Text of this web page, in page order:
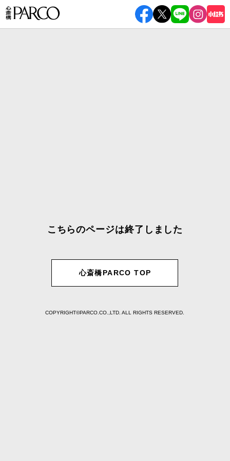
こちらのページは終了しました
心斎橋PARCO TOP
COPYRIGHT©PARCO.CO.,LTD. ALL RIGHTS RESERVED.